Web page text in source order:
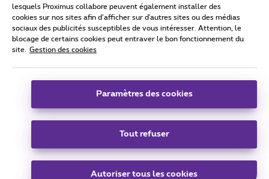
Tous droits réservés. © 2026 Proximus
Conditions générales, info consommateur
Coordonnées de l’entreprise
Boulevard du Roi Albert II 27 - B-1030 Bruxelles.
Carrier & Wholesale Solutions
|Telindus
lesquels Proximus collabore peuvent également installer des
cookies sur nos sites afin d’afficher sur d'autres sites ou des médias
sociaux des publicités susceptibles de vous intéresser. Attention, le
blocage de certains cookies peut entraver le bon fonctionnement du
site.
Gestion des cookies
Paramètres des cookies
Tout refuser
Autoriser tous les cookies